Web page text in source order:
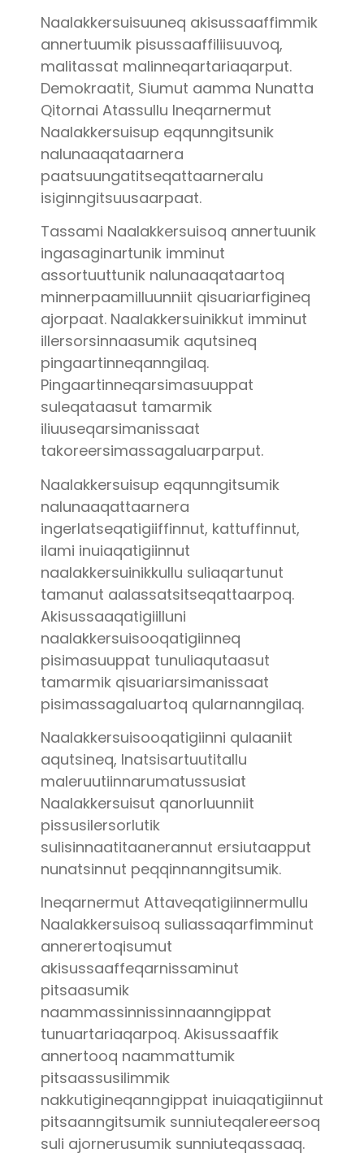
Naalakkersuisuuneq akisussaaffimmik
annertuumik pisussaaffiliisuuvoq,
malitassat malinneqartariaqarput.
Demokraatit, Siumut aamma Nunatta
Qitornai Atassullu Ineqarnermut
Naalakkersuisup eqqunngitsunik
nalunaaqataarnera
paatsuungatitseqattaarneralu
isiginngitsuusaarpaat.
Tassami Naalakkersuisoq annertuunik
ingasaginartunik imminut
assortuuttunik nalunaaqataartoq
minnerpaamilluunniit qisuariarfigineq
ajorpaat. Naalakkersuinikkut imminut
illersorsinnaasumik aqutsineq
pingaartinneqanngilaq.
Pingaartinneqarsimasuuppat
suleqataasut tamarmik
iliuuseqarsimanissaat
takoreersimassagaluarparput.
Naalakkersuisup eqqunngitsumik
nalunaaqattaarnera
ingerlatseqatigiiffinnut, kattuffinnut,
ilami inuiaqatigiinnut
naalakkersuinikkullu suliaqartunut
tamanut aalassatsitseqattaarpoq.
Akisussaaqatigiilluni
naalakkersuisooqatigiinneq
pisimasuuppat tunuliaqutaasut
tamarmik qisuariarsimanissaat
pisimassagaluartoq qularnanngilaq.
Naalakkersuisooqatigiinni qulaaniit
aqutsineq, Inatsisartuutitallu
maleruutiinnarumatussusiat
Naalakkersuisut qanorluunniit
pissusilersorlutik
sulisinnaatitaanerannut ersiutaapput
nunatsinnut peqqinnanngitsumik.
Ineqarnermut Attaveqatigiinnermullu
Naalakkersuisoq suliassaqarfimminut
annerertoqisumut
akisussaaffeqarnissaminut
pitsaasumik
naammassinnissinnaanngippat
tunuartariaqarpoq. Akisussaaffik
annertooq naammattumik
pitsaassusilimmik
nakkutigineqanngippat inuiaqatigiinnut
pitsaanngitsumik sunniuteqalereersoq
suli ajornerusumik sunniuteqassaaq.